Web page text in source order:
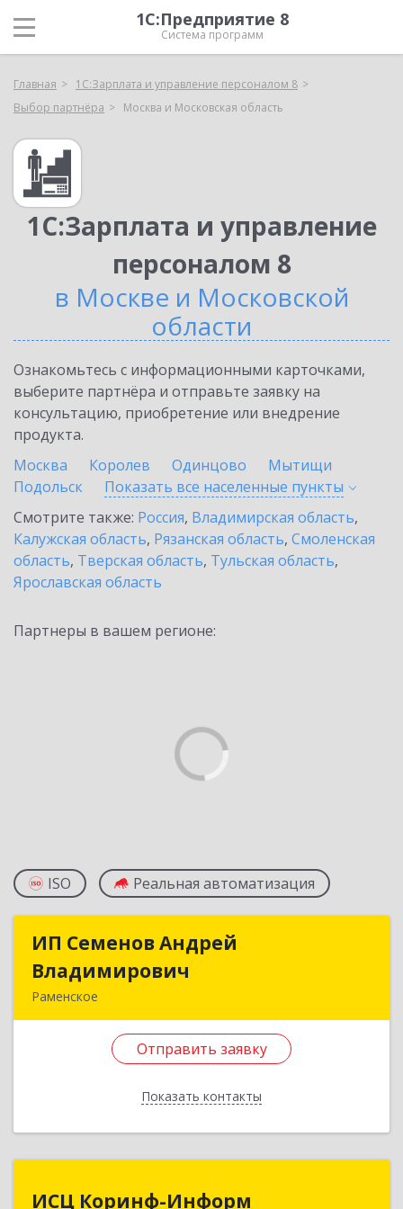
1С:Предприятие 8
Система программ
Главная
1С:Зарплата и управление персоналом 8
Выбор партнёра
Москва и Московская область
1С:Зарплата и управление
персоналом 8
в Москве и Московской
области
Ознакомьтесь с информационными карточками,
выберите партнёра и отправьте заявку на
консультацию, приобретение или внедрение
продукта.
Москва
Королев Одинцово
Мытищи
Подольск
Показать все населенные пункты
Смотрите также: Россия, Владимирская область,
Калужская область, Рязанская область, Смоленская
область, Тверская область, Тульская область,
Ярославская область
Партнеры в вашем регионе:
ISO Реальная автоматизация
ИП Семенов Андрей
Владимирович
Раменское
Отправить заявку
Показать контакты
ИП Семенов Андрей
Молодежная ул, дом № 9
ИСЦ Коринф-Информ
ИСЦ Коринф-Информ